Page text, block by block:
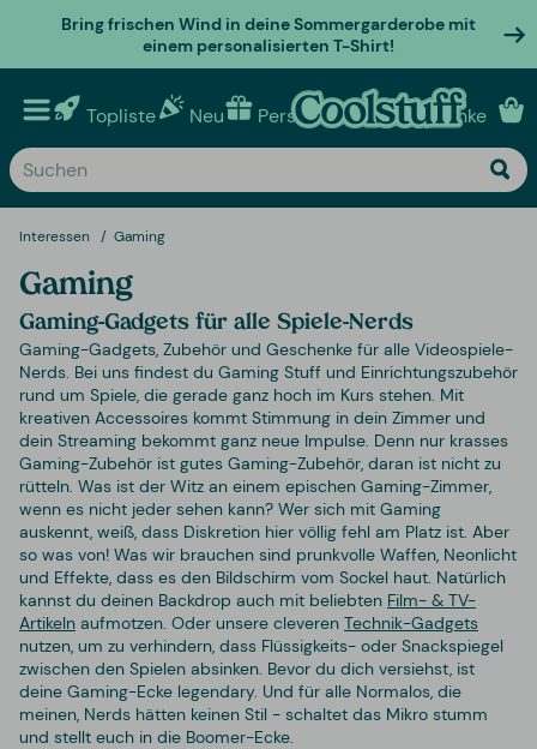
Bring frischen Wind in deine Sommergarderobe mit
einem personalisierten T-Shirt!
Topliste Neu Personalisierte geschenke
Interessen Gaming
Gaming
Gaming-Gadgets für alle Spiele-Nerds
Gaming-Gadgets, Zubehör und Geschenke für alle Videospiele-
Nerds. Bei uns findest du Gaming Stuff und Einrichtungszubehör
rund um Spiele, die gerade ganz hoch im Kurs stehen. Mit
kreativen Accessoires kommt Stimmung in dein Zimmer und
dein Streaming bekommt ganz neue Impulse. Denn nur krasses
Gaming-Zubehör ist gutes Gaming-Zubehör, daran ist nicht zu
rütteln. Was ist der Witz an einem epischen Gaming-Zimmer,
wenn es nicht jeder sehen kann? Wer sich mit Gaming
auskennt, weiß, dass Diskretion hier völlig fehl am Platz ist. Aber
so was von! Was wir brauchen sind prunkvolle Waffen, Neonlicht
und Effekte, dass es den Bildschirm vom Sockel haut. Natürlich
kannst du deinen Backdrop auch mit beliebten Film- & TV-
Artikeln aufmotzen. Oder unsere cleveren Technik-Gadgets
nutzen, um zu verhindern, dass Flüssigkeits- oder Snackspiegel
zwischen den Spielen absinken. Bevor du dich versiehst, ist
deine Gaming-Ecke legendary. Und für alle Normalos, die
meinen, Nerds hätten keinen Stil - schaltet das Mikro stumm
und stellt euch in die Boomer-Ecke.